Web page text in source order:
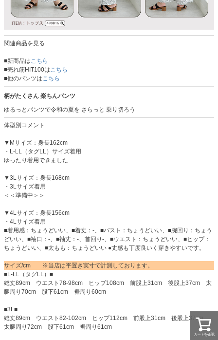
関連商品を見る
■新商品は こちら
■売れ筋HIT100は こちら
■他のパンツは こちら
柄がたくさん 楽ちんパンツ
ゆるっとパンツで令和の夏を さらっと 乗り切ろう
体型別コメント
▼Mサイズ：身長162cm
・L-LL（タグLL）サイズ着用
ゆったり着用できました
▼3Lサイズ：身長168cm
・3Lサイズ着用
＜＜準備中＞＞
▼4Lサイズ：身長156cm
・4Lサイズ着用
■着用感：ちょうどいい、■着丈：-、■バスト：ちょうどいい、■腕回り：ちょう
どいい、■袖口：-、■袖丈：-、首回り-、■ウエスト：ちょうどいい、■ヒップ：
ちょうどいい、■太もも：ちょうどいい ●丈感も丁度良いく穿きやすいです。
サイズ/cm ※当店は平置き実寸で計測しております。
■L-LL（タグLL）■
総丈89cm ウエスト78-98cm ヒップ108cm 前股上31cm 後股上37cm 太
腿周り70cm 股下61cm 裾周り60cm
■3L■
総丈89cm ウエスト82-102cm ヒップ112cm 前股上31cm 後股上37cm
太腿周り72cm 股下61cm 裾周り61cm
カートを確認